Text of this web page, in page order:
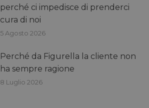
perché ci impedisce di prenderci
cura di noi
5 Agosto 2026
Perché da Figurella la cliente non
ha sempre ragione
8 Luglio 2026